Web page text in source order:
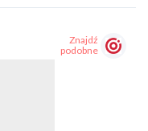
Znajdź
podobne